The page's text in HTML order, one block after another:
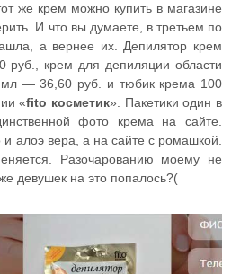
же крем можно купить в магазине
И что вы думаете, в третьем по
а вернее их. Депилятор крем
крем для депиляции области
— 36,60 руб. и тюбик крема 100
«fito косметик». Пакетики один в
фото крема на сайте.
алоэ вера, а на сайте с ромашкой.
Разочарованию моему не
девушек на это попалось?(